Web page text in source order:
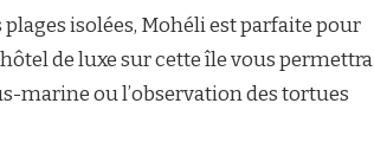
isolées, Mohéli est parfaite pour
de luxe sur cette île vous permettra
marine ou l’observation des tortues